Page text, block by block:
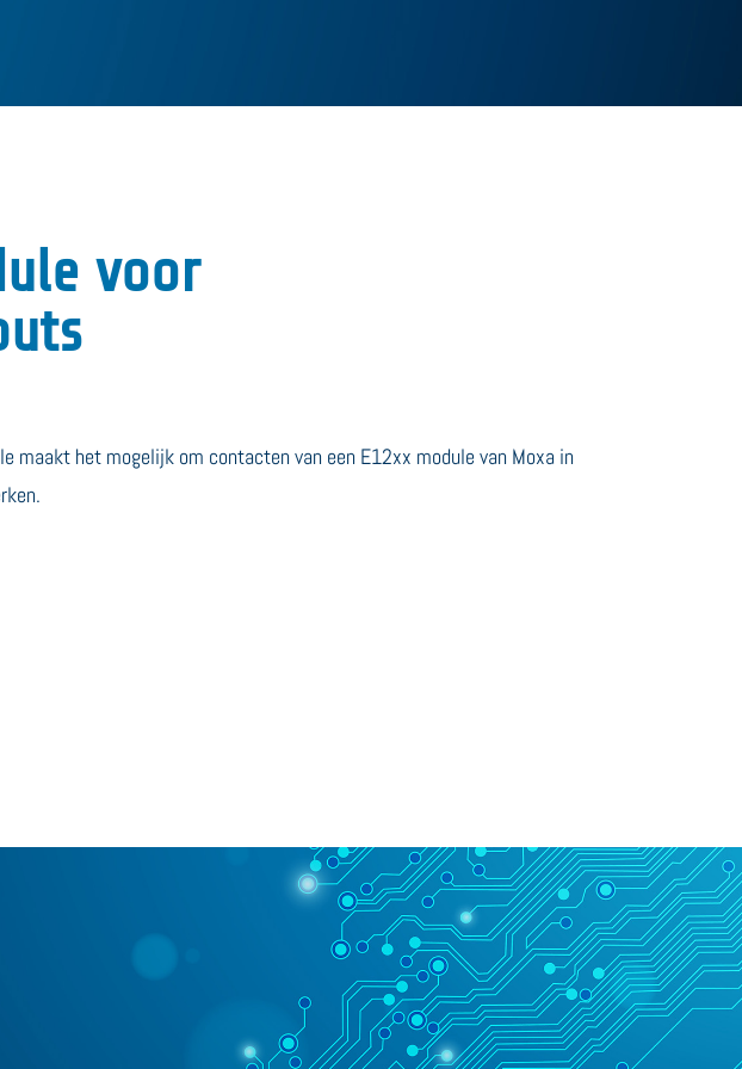
voor
maakt het mogelijk om contacten van een E12xx module van Moxa in